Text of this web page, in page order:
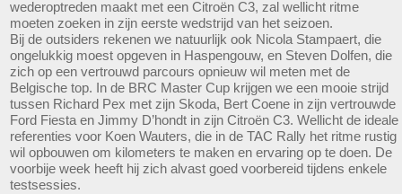
wederoptreden maakt met een Citroën C3, zal wellicht ritme
moeten zoeken in zijn eerste wedstrijd van het seizoen.
Bij de outsiders rekenen we natuurlijk ook Nicola Stampaert, die
ongelukkig moest opgeven in Haspengouw, en Steven Dolfen, die
zich op een vertrouwd parcours opnieuw wil meten met de
Belgische top. In de BRC Master Cup krijgen we een mooie strijd
tussen Richard Pex met zijn Skoda, Bert Coene in zijn vertrouwde
Ford Fiesta en Jimmy D’hondt in zijn Citroën C3. Wellicht de ideale
referenties voor Koen Wauters, die in de TAC Rally het ritme rustig
wil opbouwen om kilometers te maken en ervaring op te doen. De
voorbije week heeft hij zich alvast goed voorbereid tijdens enkele
testsessies.